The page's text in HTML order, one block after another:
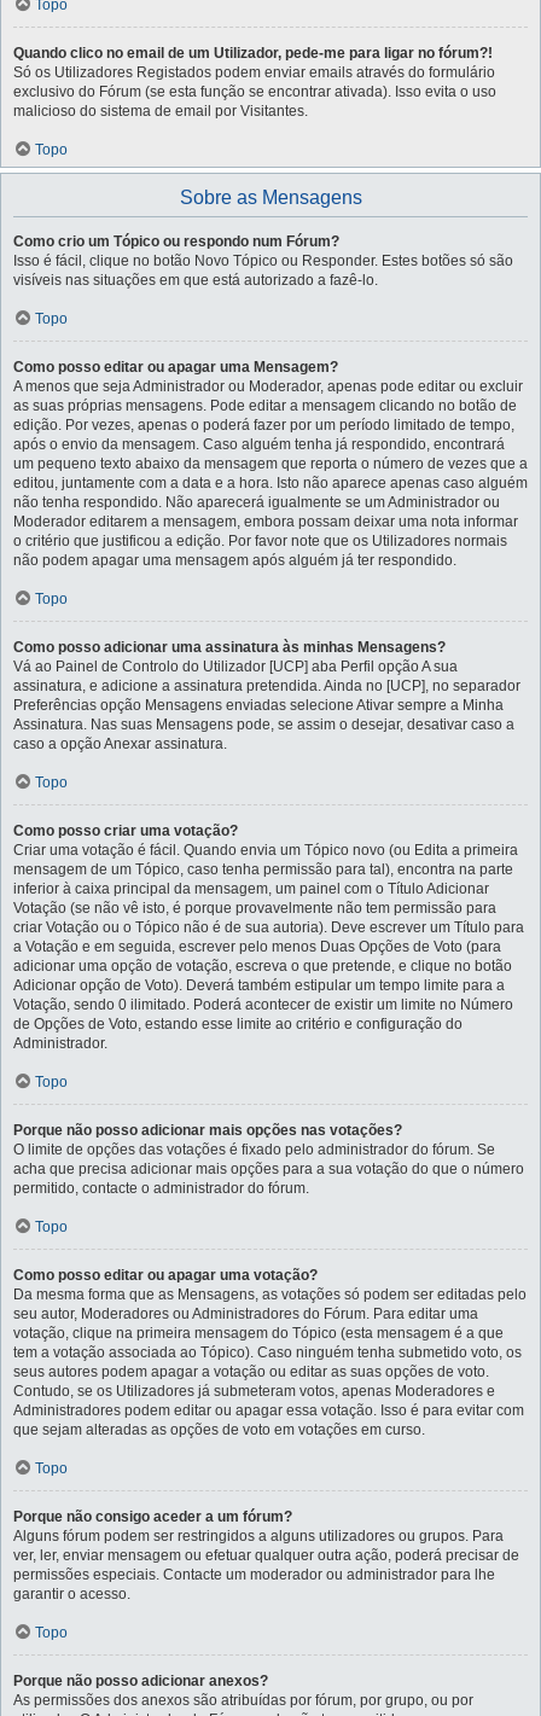
Topo
Quando clico no email de um Utilizador, pede-me para ligar no fórum?!
Só os Utilizadores Registados podem enviar emails através do formulário
exclusivo do Fórum (se esta função se encontrar ativada). Isso evita o uso
malicioso do sistema de email por Visitantes.
Topo
Sobre as Mensagens
Como crio um Tópico ou respondo num Fórum?
Isso é fácil, clique no botão Novo Tópico ou Responder. Estes botões só são
visíveis nas situações em que está autorizado a fazê-lo.
Topo
Como posso editar ou apagar uma Mensagem?
A menos que seja Administrador ou Moderador, apenas pode editar ou excluir
as suas próprias mensagens. Pode editar a mensagem clicando no botão de
edição. Por vezes, apenas o poderá fazer por um período limitado de tempo,
após o envio da mensagem. Caso alguém tenha já respondido, encontrará
um pequeno texto abaixo da mensagem que reporta o número de vezes que a
editou, juntamente com a data e a hora. Isto não aparece apenas caso alguém
não tenha respondido. Não aparecerá igualmente se um Administrador ou
Moderador editarem a mensagem, embora possam deixar uma nota informar
o critério que justificou a edição. Por favor note que os Utilizadores normais
não podem apagar uma mensagem após alguém já ter respondido.
Topo
Como posso adicionar uma assinatura às minhas Mensagens?
Vá ao Painel de Controlo do Utilizador [UCP] aba Perfil opção A sua
assinatura, e adicione a assinatura pretendida. Ainda no [UCP], no separador
Preferências opção Mensagens enviadas selecione Ativar sempre a Minha
Assinatura. Nas suas Mensagens pode, se assim o desejar, desativar caso a
caso a opção Anexar assinatura.
Topo
Como posso criar uma votação?
Criar uma votação é fácil. Quando envia um Tópico novo (ou Edita a primeira
mensagem de um Tópico, caso tenha permissão para tal), encontra na parte
inferior à caixa principal da mensagem, um painel com o Título Adicionar
Votação (se não vê isto, é porque provavelmente não tem permissão para
criar Votação ou o Tópico não é de sua autoria). Deve escrever um Título para
a Votação e em seguida, escrever pelo menos Duas Opções de Voto (para
adicionar uma opção de votação, escreva o que pretende, e clique no botão
Adicionar opção de Voto). Deverá também estipular um tempo limite para a
Votação, sendo 0 ilimitado. Poderá acontecer de existir um limite no Número
de Opções de Voto, estando esse limite ao critério e configuração do
Administrador.
Topo
Porque não posso adicionar mais opções nas votações?
O limite de opções das votações é fixado pelo administrador do fórum. Se
acha que precisa adicionar mais opções para a sua votação do que o número
permitido, contacte o administrador do fórum.
Topo
Como posso editar ou apagar uma votação?
Da mesma forma que as Mensagens, as votações só podem ser editadas pelo
seu autor, Moderadores ou Administradores do Fórum. Para editar uma
votação, clique na primeira mensagem do Tópico (esta mensagem é a que
tem a votação associada ao Tópico). Caso ninguém tenha submetido voto, os
seus autores podem apagar a votação ou editar as suas opções de voto.
Contudo, se os Utilizadores já submeteram votos, apenas Moderadores e
Administradores podem editar ou apagar essa votação. Isso é para evitar com
que sejam alteradas as opções de voto em votações em curso.
Topo
Porque não consigo aceder a um fórum?
Alguns fórum podem ser restringidos a alguns utilizadores ou grupos. Para
ver, ler, enviar mensagem ou efetuar qualquer outra ação, poderá precisar de
permissões especiais. Contacte um moderador ou administrador para lhe
garantir o acesso.
Topo
Porque não posso adicionar anexos?
As permissões dos anexos são atribuídas por fórum, por grupo, ou por